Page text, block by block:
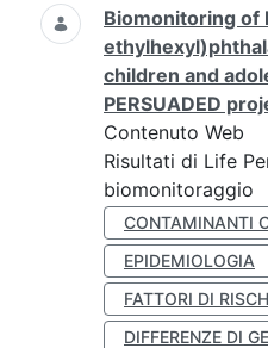
Biomonitoring of
children and
PERSUADED
Contenuto Web
Risultati di Life
biomonitoraggio
CONTAMINANTI
EPIDEMIOLOGIA
FATTORI DI
DIFFERENZE DI